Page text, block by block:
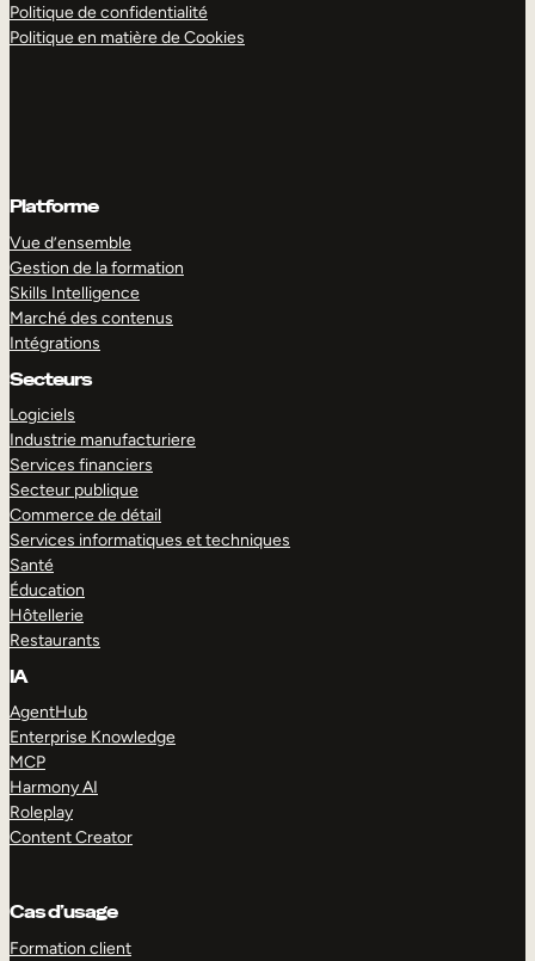
Politique de confidentialité
Politique en matière de Cookies
Platforme
Vue d’ensemble
Gestion de la formation
Skills Intelligence
Marché des contenus
Intégrations
Secteurs
Logiciels
Industrie manufacturiere
Services financiers
Secteur publique
Commerce de détail
Services informatiques et techniques
Santé
Éducation
Hôtellerie
Restaurants
IA
AgentHub
Enterprise Knowledge
MCP
Harmony AI
Roleplay
Content Creator
Cas d’usage
Formation client